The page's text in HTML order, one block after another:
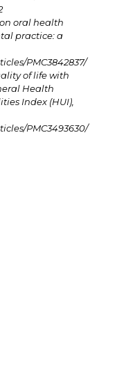
oral health
practice: a
PMC3842837/
of life with
Health
Index (HUI),
PMC3493630/